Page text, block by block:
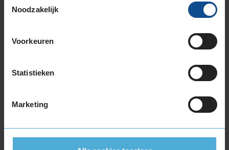
Noodzakelijk
Voorkeuren
Statistieken
Marketing
235/50R18 101V EXTRALOAD
255/55R18 109V EXTRALOAD